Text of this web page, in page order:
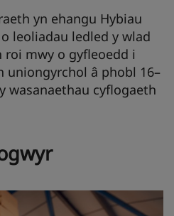
yn ehangu Hybiau
leoliadau ledled y wlad
roi mwy o gyfleoedd i
uniongyrchol â phobl 16–
wasanaethau cyflogaeth